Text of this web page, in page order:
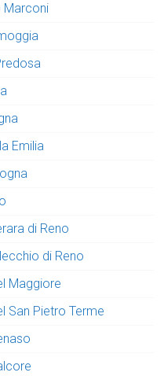
Marconi
Emilia
di Reno
di Reno
Maggiore
San Pietro Terme